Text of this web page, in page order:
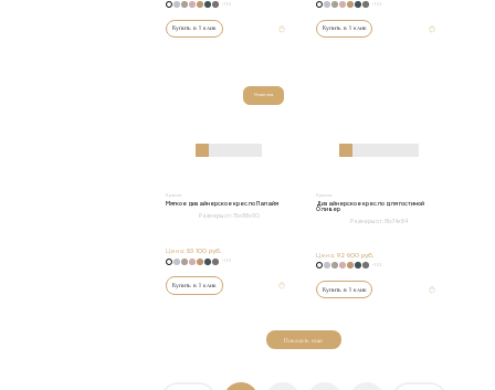
+152
Купить в 1 клик
+152
Купить в 1 клик
Новинка
Кресла
Мягкое дизайнерское кресло Папайя
Размеры от: 76x88x90
Цена: 83 100 руб.
+152
Купить в 1 клик
Кресла
Дизайнерское кресло для гостиной
Оливер
Размеры от: 81х74х84
Цена:92 600 руб.
+152
Купить в 1 клик
Показать еще